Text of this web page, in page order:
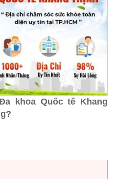
khoa Quốc tế Khang